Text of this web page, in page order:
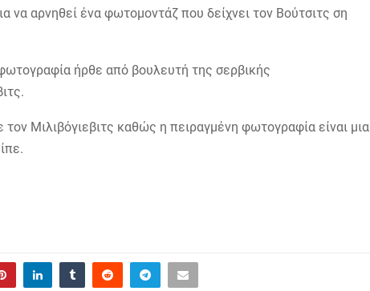
να αρνηθεί ένα φωτομοντάζ που δείχνει τον Βούτσιτς ση
ήρθε από βουλευτή της σερβικής
τον Μιλιβόγιεβιτς καθώς η πειραγμένη φωτογραφία είναι μια